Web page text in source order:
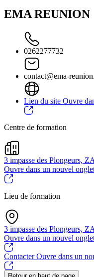
EMA REUNION
0262277732
contact@ema-
Lien du site Ouvre
Centre de formation
3 impasse des Plongeurs,
Ouvre dans un nouvel
Lieu de formation
3 impasse des Plongeurs,
Ouvre dans un nouvel
ContacterOuvre dans un